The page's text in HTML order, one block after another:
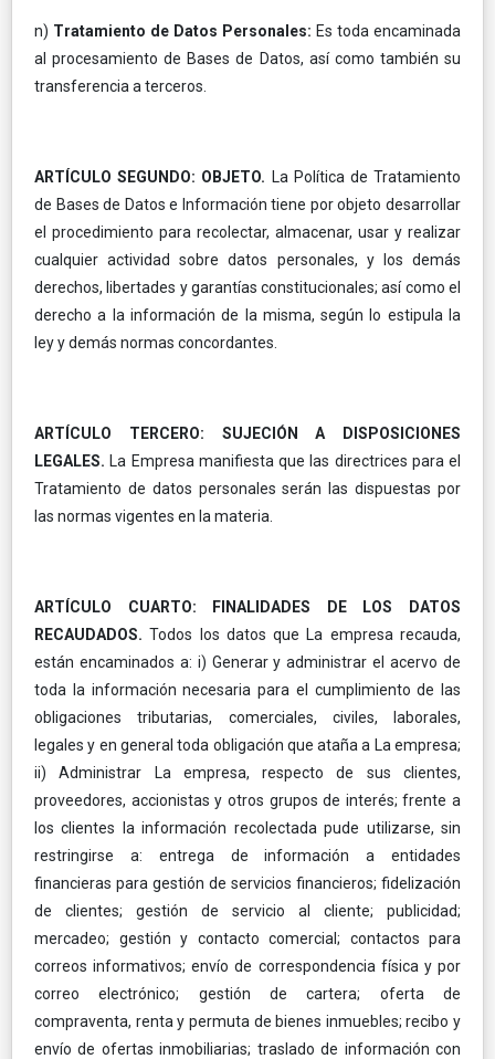
n) Tratamiento de Datos Personales: Es toda encaminada
al procesamiento de Bases de Datos, así como también su
transferencia a terceros.
ARTÍCULO SEGUNDO: OBJETO. La Política de Tratamiento
de Bases de Datos e Información tiene por objeto desarrollar
el procedimiento para recolectar, almacenar, usar y realizar
cualquier actividad sobre datos personales, y los demás
derechos, libertades y garantías constitucionales; así como el
derecho a la información de la misma, según lo estipula la
ley y demás normas concordantes.
ARTÍCULO TERCERO: SUJECIÓN A DISPOSICIONES
LEGALES. La Empresa manifiesta que las directrices para el
Tratamiento de datos personales serán las dispuestas por
las normas vigentes en la materia.
ARTÍCULO CUARTO: FINALIDADES DE LOS DATOS
RECAUDADOS. Todos los datos que La empresa recauda,
están encaminados a: i) Generar y administrar el acervo de
toda la información necesaria para el cumplimiento de las
obligaciones tributarias, comerciales, civiles, laborales,
legales y en general toda obligación que ataña a La empresa;
ii) Administrar La empresa, respecto de sus clientes,
proveedores, accionistas y otros grupos de interés; frente a
los clientes la información recolectada pude utilizarse, sin
restringirse a: entrega de información a entidades
financieras para gestión de servicios financieros; fidelización
de clientes; gestión de servicio al cliente; publicidad;
mercadeo; gestión y contacto comercial; contactos para
correos informativos; envío de correspondencia física y por
correo electrónico; gestión de cartera; oferta de
compraventa, renta y permuta de bienes inmuebles; recibo y
envío de ofertas inmobiliarias; traslado de información con